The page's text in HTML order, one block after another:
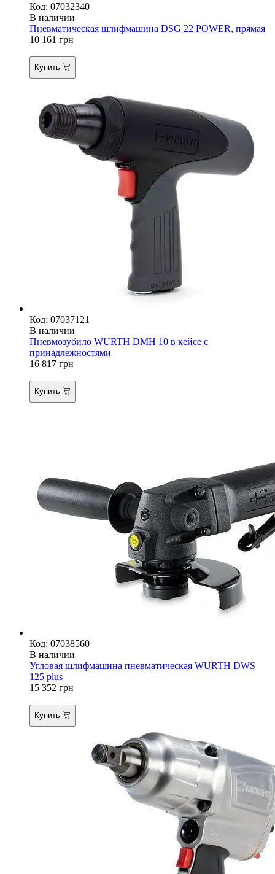
Код: 07032340
В наличии
Пневматическая шлифмашина DSG 22 POWER, прямая
10 161 грн
Купить
Код: 07037121
В наличии
Пневмозубило WURTH DMH 10 в кейсе с
принадлежностями
16 817 грн
Купить
Код: 07038560
В наличии
Угловая шлифмашина пневматическая WURTH DWS
125 plus
15 352 грн
Купить